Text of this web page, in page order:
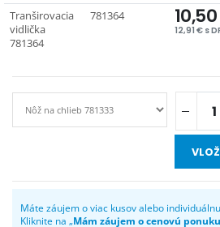
Tranširovacia
vidlička
781364
781364
12,91 € s
Máte záujem o viac kusov alebo
Kliknite na „Mám záujem o cenovú ponuku